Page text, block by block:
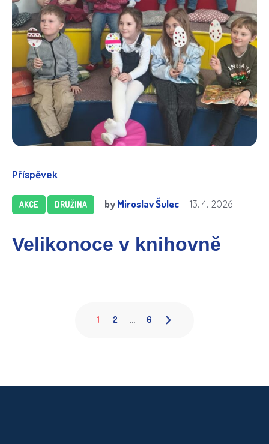
Příspěvek
AKCE DRUŽINA byMiroslav Šulec 13. 4. 2026
Velikonoce v knihovně
1 2 … 6